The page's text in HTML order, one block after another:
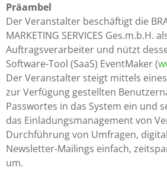
Präambel
Der Veranstalter beschäftigt die
MARKETING SERVICES Ges.m.b.H.
Auftragsverarbeiter und nützt
Software-Tool (SaaS) EventMaker (
Der Veranstalter steigt mittels
zur Verfügung gestellten
Passwortes in das System ein und
das Einladungsmanagement von
Durchführung von Umfragen,
Newsletter-Mailings einfach,
um.